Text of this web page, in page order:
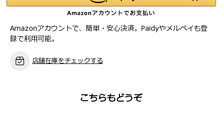
Amazonアカウントで、簡単・安心決済。Paidyやメルペイも登
録で利用可能。
店舗在庫をチェックする
こちらもどうぞ